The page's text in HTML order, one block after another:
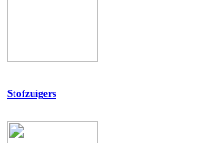
Stofzuigers